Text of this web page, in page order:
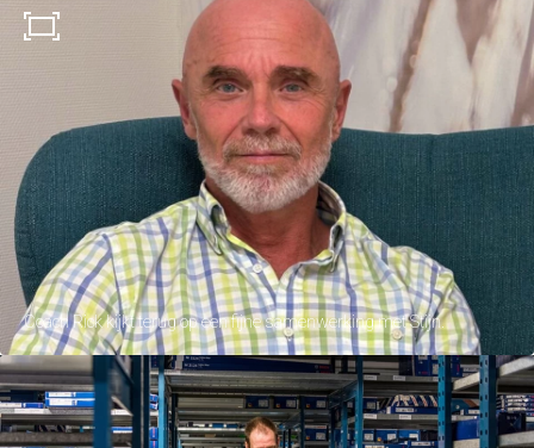
Coach Rick kijkt terug op een fijne samenwerking met Stijn.